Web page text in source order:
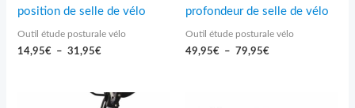
position de selle de vélo
Outil étude posturale vélo
14,95€ – 31,95€
profondeur de selle de vélo
Outil étude posturale vélo
49,95€ – 79,95€
Plage